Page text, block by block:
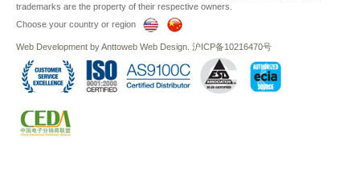
trademarks are the property of their respective owners.
Choose your country or region
Web Development byAnttoweb Web Design 沪ICP备10216470号